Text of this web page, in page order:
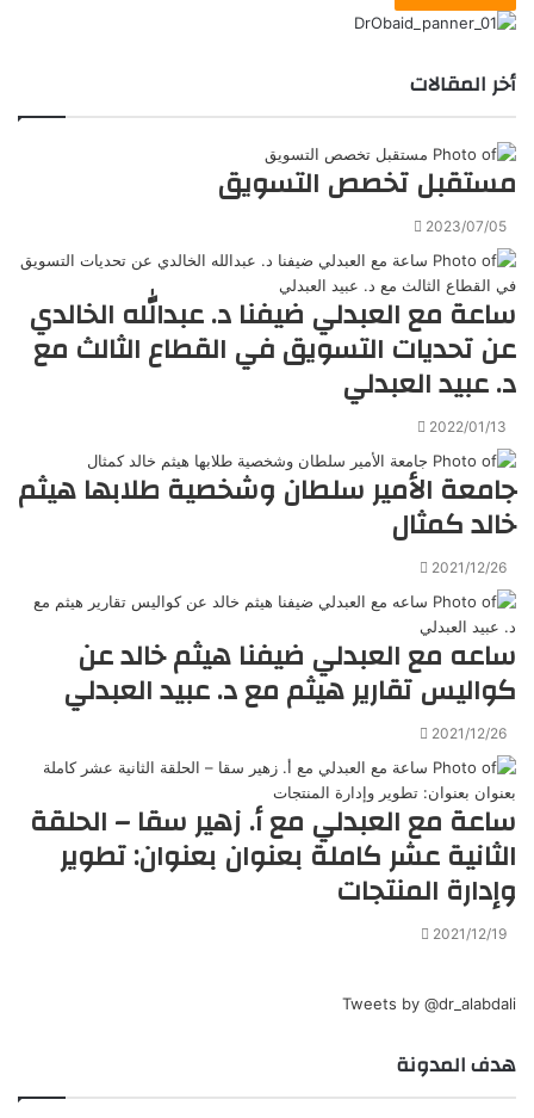
أخر المقالات
مستقبل تخصص التسويق
2023/07/05
ساعة مع العبدلي ضيفنا د. عبدالله الخالدي
عن تحديات التسويق في القطاع الثالث مع
د. عبيد العبدلي
2022/01/13
جامعة الأمير سلطان وشخصية طلابها هيثم
خالد كمثال
2021/12/26
ساعه مع العبدلي ضيفنا هيثم خالد عن
كواليس تقارير هيثم مع د. عبيد العبدلي
2021/12/26
ساعة مع العبدلي مع أ. زهير سقا – الحلقة
الثانية عشر كاملة بعنوان بعنوان: تطوير
وإدارة المنتجات
2021/12/19
Tweets by @dr_alabdali
هدف المدونة